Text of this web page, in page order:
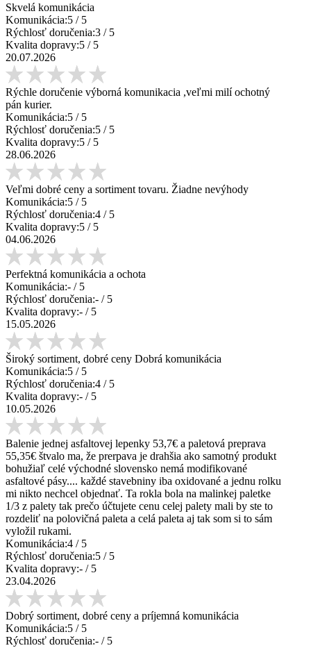
Skvelá komunikácia
Komunikácia:5 / 5
Rýchlosť doručenia:3 / 5
Kvalita dopravy:5 / 5
20.07.2026
Rýchle doručenie výborná komunikacia ,veľmi milí ochotný
pán kurier.
Komunikácia:5 / 5
Rýchlosť doručenia:5 / 5
Kvalita dopravy:5 / 5
28.06.2026
Veľmi dobré ceny a sortiment tovaru. Žiadne nevýhody
Komunikácia:5 / 5
Rýchlosť doručenia:4 / 5
Kvalita dopravy:5 / 5
04.06.2026
Perfektná komunikácia a ochota
Komunikácia:- / 5
Rýchlosť doručenia:- / 5
Kvalita dopravy:- / 5
15.05.2026
Široký sortiment, dobré ceny Dobrá komunikácia
Komunikácia:5 / 5
Rýchlosť doručenia:4 / 5
Kvalita dopravy:- / 5
10.05.2026
Balenie jednej asfaltovej lepenky 53,7€ a paletová preprava
55,35€ štvalo ma, že prerpava je drahšia ako samotný produkt
bohužiaľ celé východné slovensko nemá modifikované
asfaltové pásy.... každé stavebniny iba oxidované a jednu rolku
mi nikto nechcel objednať. Ta rokla bola na malinkej paletke
1/3 z palety tak prečo účtujete cenu celej palety mali by ste to
rozdeliť na polovičná paleta a celá paleta aj tak som si to sám
vyložil rukami.
Komunikácia:4 / 5
Rýchlosť doručenia:5 / 5
Kvalita dopravy:- / 5
23.04.2026
Dobrý sortiment, dobré ceny a príjemná komunikácia
Komunikácia:5 / 5
Rýchlosť doručenia:- / 5